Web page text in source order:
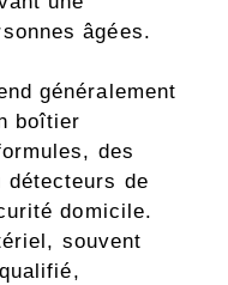
âgées.
généralement
boîtier
des
détecteurs de
domicile.
souvent